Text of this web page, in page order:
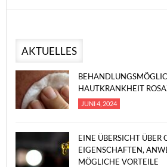
AKTUELLES
HAUTKRANKHEIT
JUNI 4, 2024
EINE ÜBERSICHT ÜBER
EIGENSCHAFTEN,
MÖGLICHE VORTEILE